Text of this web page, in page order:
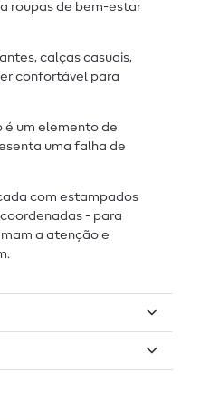
roupas de bem-estar
calças casuais,
confortável para
é um elemento de
uma falha de
com estampados
- para
a atenção e